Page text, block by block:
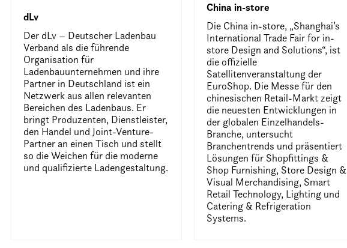
dLv
Der dLv – Deutscher Ladenbau
Verband als die führende
Organisation für
Ladenbauunternehmen und ihre
Partner in Deutschland ist ein
Netzwerk aus allen relevanten
Bereichen des Ladenbaus. Er
bringt Produzenten, Dienstleister,
den Handel und Joint-Venture-
Partner an einen Tisch und stellt
so die Weichen für die moderne
und qualifizierte Ladengestaltung.
China in-store
Die China in-store, „Shanghai’s
International Trade Fair for in-
store Design and Solutions“, ist
die offizielle
Satellitenveranstaltung der
EuroShop. Die Messe für den
chinesischen Retail-Markt zeigt
die neuesten Entwicklungen in
der globalen Einzelhandels-
Branche, untersucht
Branchentrends und präsentiert
Lösungen für Shopfittings &
Shop Furnishing, Store Design &
Visual Merchandising, Smart
Retail Technology, Lighting und
Catering & Refrigeration
Systems.